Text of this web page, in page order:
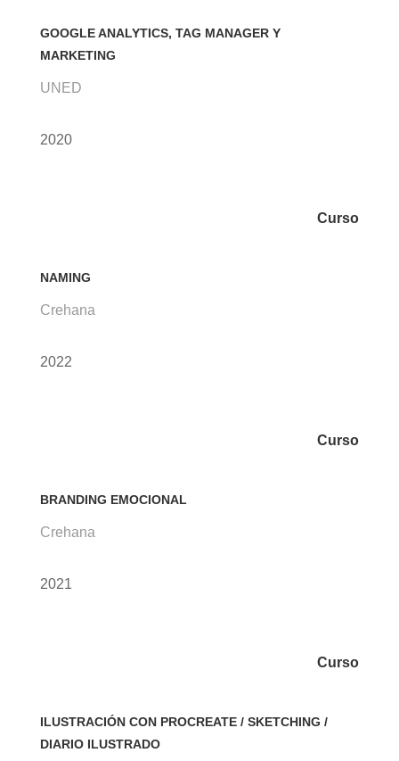
GOOGLE ANALYTICS, TAG MANAGER Y
MARKETING
UNED
2020
Curso
NAMING
Crehana
2022
Curso
BRANDING EMOCIONAL
Crehana
2021
Curso
ILUSTRACIÓN CON PROCREATE / SKETCHING /
DIARIO ILUSTRADO